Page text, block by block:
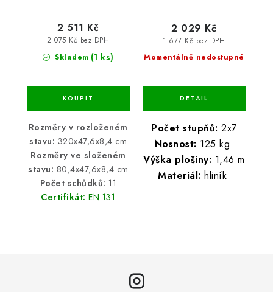
Skladem (1 ks)
2 075 Kč bez DPH
2 511 Kč
Rozměry v rozloženém
stavu: 320x47,6x8,4 cm
Rozměry ve složeném
stavu: 80,4x47,6x8,4 cm
Počet schůdků: 11
Certifikát: EN 131
Momentálně nedostupné
1 677 Kč bez DPH
2 029 Kč
Počet stupňů: 2x7
Nosnost: 125 kg
Výška plošiny: 1,46 m
Materiál: hliník